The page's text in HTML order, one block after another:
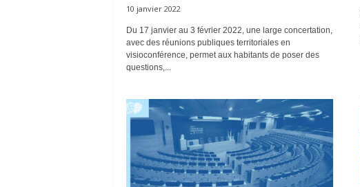
10 janvier 2022
Du 17 janvier au 3 février 2022, une large concertation,
avec des réunions publiques territoriales en
visioconférence, permet aux habitants de poser des
questions,...